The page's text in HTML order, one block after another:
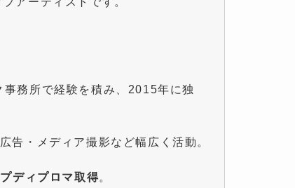
務所で経験を積み、2015年に独
告・メディア撮影など幅広く活動。
ディプロマ取得。